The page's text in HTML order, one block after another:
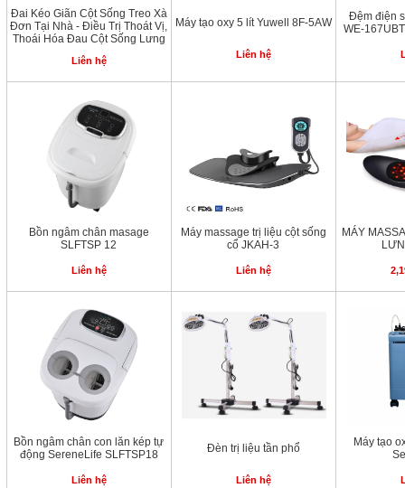
Đai Kéo Giãn Cột Sống Treo Xà
Đơn Tại Nhà - Điều Trị Thoát Vị,
Thoái Hóa Đau Cột Sống Lưng
Liên hệ
Máy tạo oxy 5 lít Yuwell 8F-5AW
Liên hệ
Đệm điện
WE-
Bồn ngâm chân masage
SLFTSP 12
Liên hệ
Máy massage trị liệu cột sống
cổ JKAH-3
Liên hệ
MÁY
Bồn ngâm chân con lăn kép tự
động SereneLife SLFTSP18
Liên hệ
Đèn trị liệu tần phổ
Liên hệ
Máy tạo